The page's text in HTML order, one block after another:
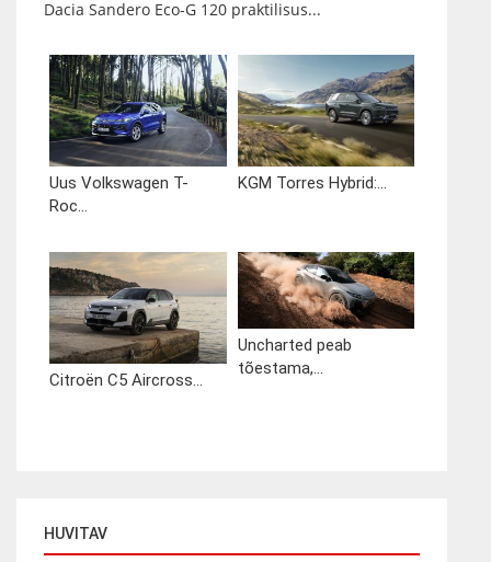
Dacia Sandero Eco-G 120 praktilisus...
Uus Volkswagen T-
Roc...
KGM Torres Hybrid:...
Citroën C5 Aircross...
Uncharted peab
tõestama,...
HUVITAV